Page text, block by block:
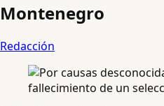
Montenegro
Redacción